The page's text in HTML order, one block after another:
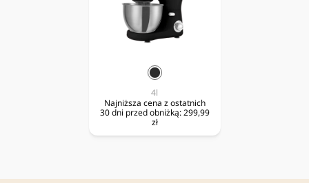
czarny
4l
Najniższa cena z ostatnich
30 dni przed obniżką: 299,99
zł